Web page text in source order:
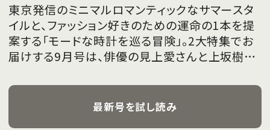
東京発信のミニマルロマンティックなサマースタ
イルと、ファッション好きのための運命の1本を提
案する「モードな時計を巡る冒険」。2大特集でお
届けする9月号は、俳優の見上愛さんと上坂樹里
飾ります。
最新号を試し読み